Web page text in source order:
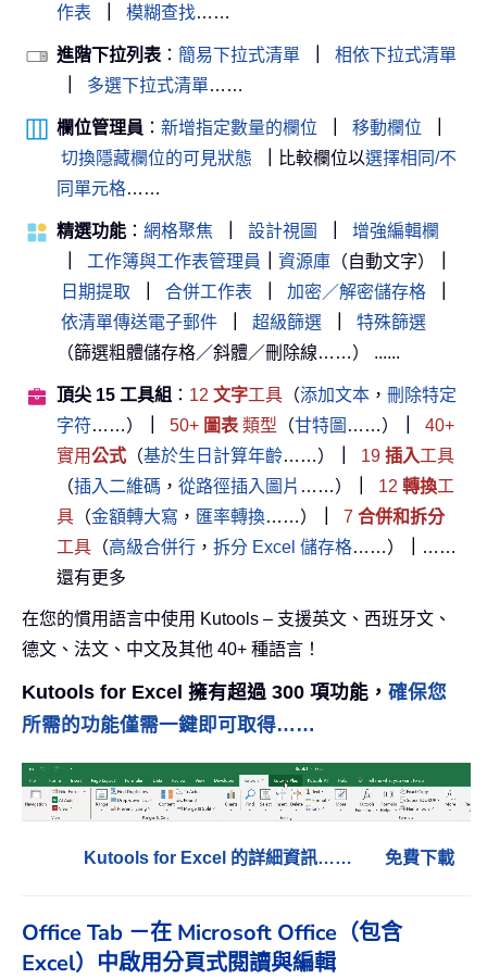
作表
模糊查找……
進階下拉列表 ： 簡易下拉式清單
相依下拉式清單
多選下拉式清單……
欄位管理員 ： 新增指定數量的欄位 移動欄位
切換隱藏欄位的可見狀態
比較欄位以選擇相同/不
同單元格……
精選功能 ： 網格聚焦 設計視圖
增強編輯欄
工作簿與工作表管理員 資源庫 （自動文字）
日期提取
合併工作表 加密／解密儲存格
依清單傳送電子郵件
超級篩選
特殊篩選
（篩選粗體儲存格／斜體／刪除線……） ......
頂尖 15 工具組 ： 12 文字工具 （添加文本 ， 刪除特定
字符……） 50+ 圖表 類型 （甘特圖 ……）
40+
實用公式 （基於生日計算年齡……） 19 插入工具
（插入二維碼 ， 從路徑插入圖片 ……） 12 轉換工
具 （金額轉大寫 ， 匯率轉換……） 7 合併和拆分
工具 （高級合併行 ， 拆分 Excel 儲存格……）
……
還有更多
在您的慣用語言中使用 Kutools – 支援英文、西班牙文、
德文、法文、中文及其他 40+ 種語言！
Kutools for Excel 擁有超過 300 項功能， 確保您
所需的功能僅需一鍵即可取得……
Kutools for Excel 的詳細資訊…… 免費下載
Office Tab －在 Microsoft Office（包含
Excel）中啟用分頁式閱讀與編輯